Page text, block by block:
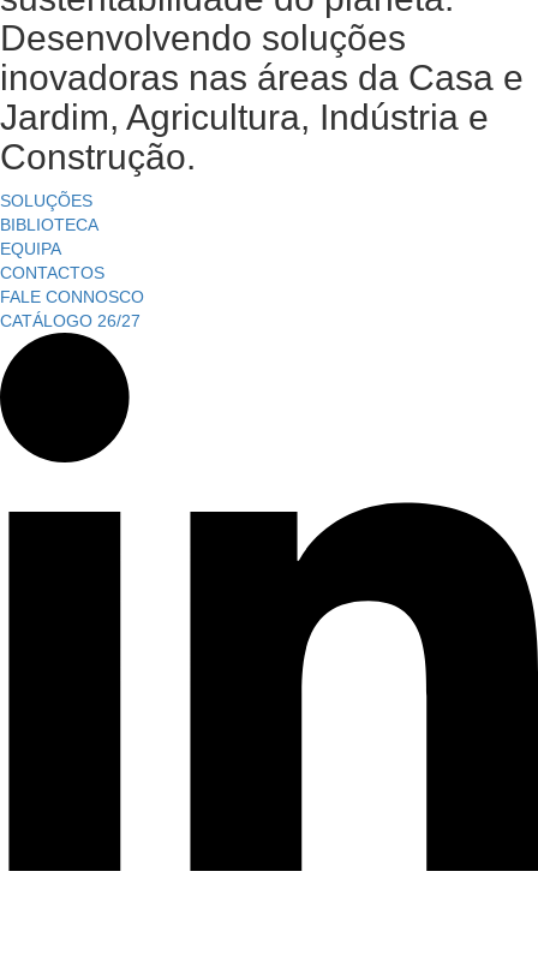
Desenvolvendo soluções
inovadoras nas áreas da Casa e
Jardim, Agricultura, Indústria e
Construção.
SOLUÇÕES
BIBLIOTECA
EQUIPA
CONTACTOS
FALE CONNOSCO
CATÁLOGO 26/27